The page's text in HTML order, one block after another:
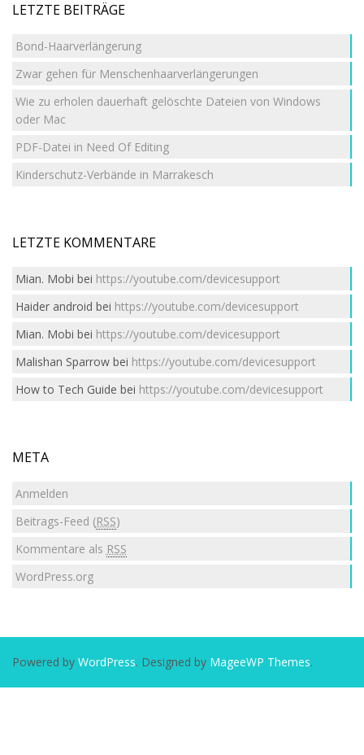
LETZTE BEITRÄGE
Bond-Haarverlängerung
Zwar gehen für Menschenhaarverlängerungen
Wie zu erholen dauerhaft gelöschte Dateien von Windows
oder Mac
PDF-Datei in Need Of Editing
Kinderschutz-Verbände in Marrakesch
LETZTE KOMMENTARE
Mian. Mobi bei https://youtube.com/devicesupport
Haider android bei https://youtube.com/devicesupport
Mian. Mobi bei https://youtube.com/devicesupport
Malishan Sparrowbei https://youtube.com/devicesupport
How to Tech Guide bei https://youtube.com/devicesupport
META
Anmelden
Beitrags-Feed (RSS)
Kommentare als RSS
WordPress.org
Powered by WordPress. Designed by MageeWP Themes.